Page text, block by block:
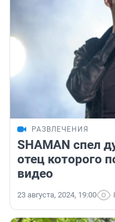
РАЗВЛЕЧЕНИЯ
SHAMAN спел
отец которого
видео
23 августа, 2024, 19:00